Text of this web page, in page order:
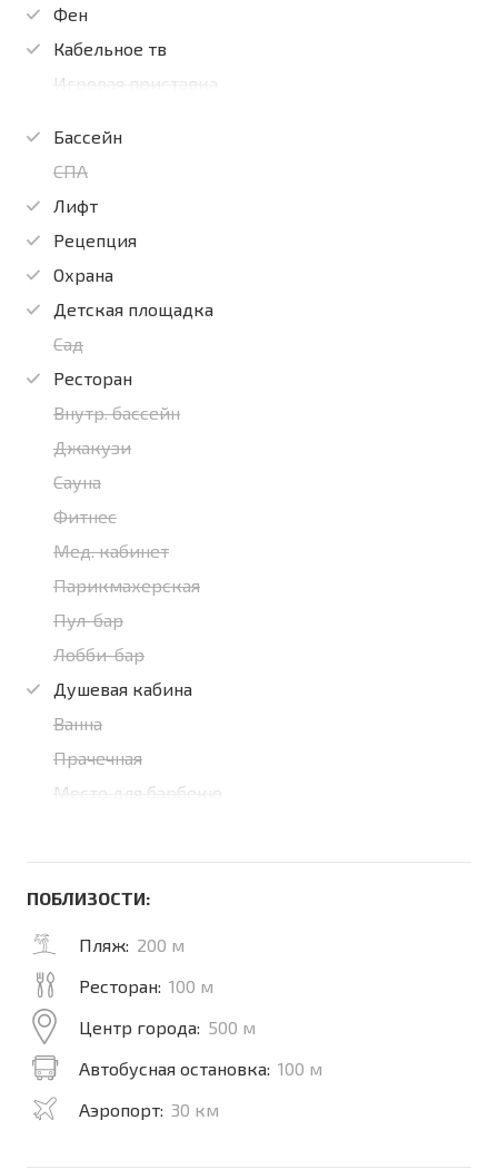
Фен
Кабельное тв
Игровая приставка
Бассейн
СПА
Лифт
Рецепция
Охрана
Детская площадка
Сад
Ресторан
Внутр. бассейн
Джакузи
Сауна
Фитнес
Мед. кабинет
Парикмахерская
Пул-бар
Лобби-бар
Душевая кабина
Ванна
Прачечная
Место для барбекю
ПОБЛИЗОСТИ:
Пляж: 200 м
Ресторан: 100 м
Центр города: 500 м
Автобусная остановка: 100 м
Аэропорт: 30 км